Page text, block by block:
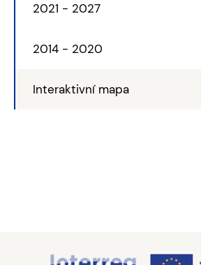
2021 - 2027
2014 - 2020
Interaktivní mapa